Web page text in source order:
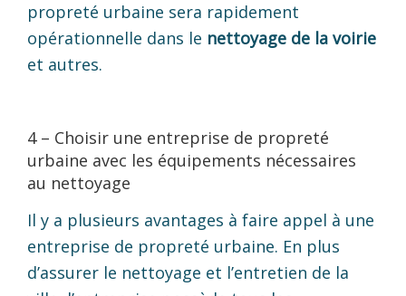
propreté urbaine sera rapidement
opérationnelle dans le nettoyage de la voirie
et autres.
4 – Choisir une entreprise de propreté
urbaine avec les équipements nécessaires
au nettoyage
Il y a plusieurs avantages à faire appel à une
entreprise de propreté urbaine. En plus
d’assurer le nettoyage et l’entretien de la